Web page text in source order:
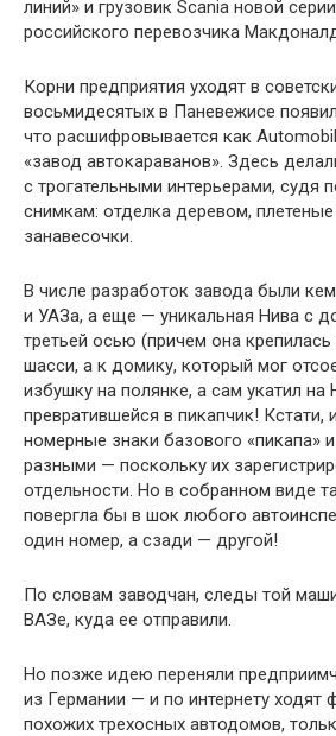
линий» и грузовик Scania новой
российского перевозчика
Корни предприятия уходят в
восьмидесятых в Паневежисе
что расшифровывается как
«завод автокараванов». Здесь
с трогательными интерьерами, судя
снимкам: отделка деревом,
занавесочки.
В числе разработок завода были
и УАЗа, а еще — уникальная Нива с
третьей осью (причем она
шасси, а к домику, который мог
избушку на полянке, а сам укатил на
превратившейся в пикапчик! Кстати,
номерные знаки базового «пикапа»
разными — поскольку их
отдельности. Но в собранном виде
повергла бы в шок любого
один номер, а сзади — другой!
По словам заводчан, следы той
ВАЗе, куда ее отправили.
Но позже идею переняли
из Германии — и по интернету ходят
похожих трехосных автодомов,